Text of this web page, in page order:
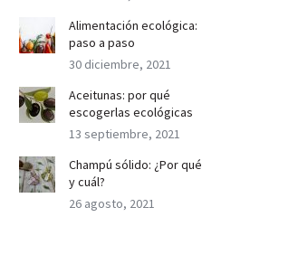
Alimentación ecológica:
paso a paso
30 diciembre, 2021
Aceitunas: por qué
escogerlas ecológicas
13 septiembre, 2021
Champú sólido: ¿Por qué
y cuál?
26 agosto, 2021